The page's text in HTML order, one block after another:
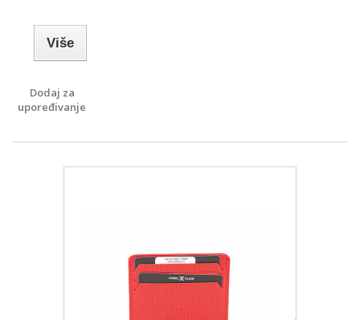
Više
Dodaj za
upoređivanje